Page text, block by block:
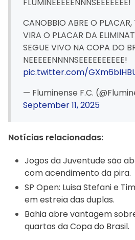
FLUMINEEEEENNNSEEEEEEE!
CANOBBIO ABRE O
VIRA O PLACAR DA
SEGUE VIVO NA COPA DO
NEEEEENNNNSEEEEEEEEEE!
pic.twitter.com/
— Fluminense F.C.
September 11, 2025
Notícias relacionadas:
Jogos da Juventude são
com acendimento da pira.
SP Open: Luisa Stefani e
em estreia das duplas.
Bahia abre vantagem
quartas da Copa do Brasil.